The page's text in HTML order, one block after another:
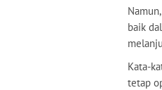
baik
Kata-
tetap